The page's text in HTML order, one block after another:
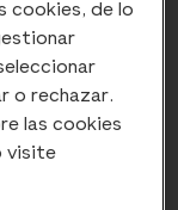
comentarios
comentario
cookies, de lo
o rechazar.
las cookies
visite